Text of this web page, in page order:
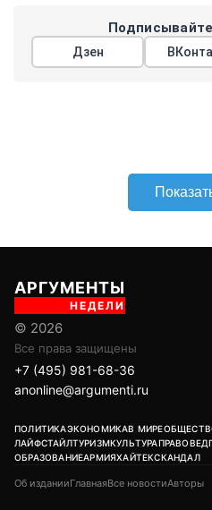
Дзен
АРГУМЕНТЫ
НЕДЕЛИ
© 2026
Все права защищены
+7 (495) 981-68-36
anonline@argumenti.ru
ПОЛИТИКАЭКОНОМИКАВ МИРЕ
ЛАЙФСТАЙЛТУРИЗМКУЛЬТУРАПРАВОВЕД
ОБРАЗОВАНИЕАРМИЯХАЙТЕКСКАНДАЛ
Об изданииГлавнаяВсе новостиАвторы